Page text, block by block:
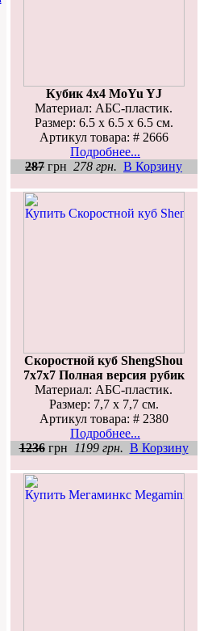
Кубик 4х4 MoYu YJ
Материал: АБС-пластик.
Размер: 6.5 х 6.5 х 6.5 см.
Артикул товара: # 2666
Подробнее...
287 грн 278 грн. В Корзину
Скоростной куб ShengShou
7x7x7 Полная версия рубик
Материал: АБС-пластик.
Размер: 7,7 х 7,7 см.
Артикул товара: # 2380
Подробнее...
1236грн 1199 грн. В Корзину